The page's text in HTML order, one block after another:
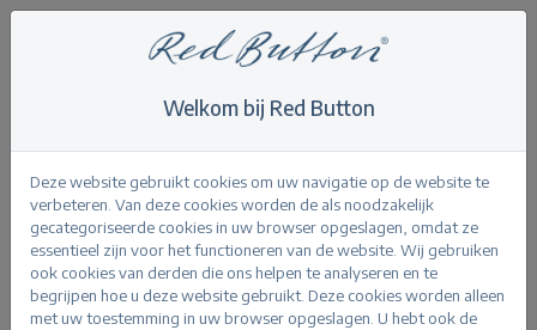
Fiona Top Fancy Frills
Terug
Welkom bij Red Button
Deze website gebruikt cookies om uw navigatie op de website te
verbeteren. Van deze cookies worden de als noodzakelijk
gecategoriseerde cookies in uw browser opgeslagen, omdat ze
essentieel zijn voor het functioneren van de website. Wij gebruiken
ook cookies van derden die ons helpen te analyseren en te
begrijpen hoe u deze website gebruikt. Deze cookies worden alleen
met uw toestemming in uw browser opgeslagen. U hebt ook de